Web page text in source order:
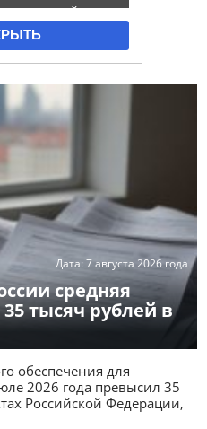
средняя
тысяч рублей в
Дата:7 августа 2026 года
обеспечения для
2026 года превысил 35
Российской Федерации,